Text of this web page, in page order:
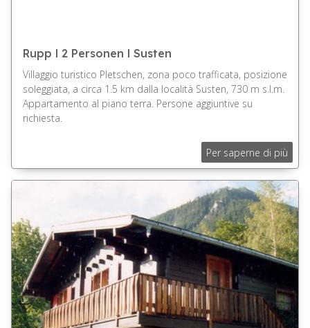
Rupp l 2 Personen l Susten
Villaggio turistico Pletschen, zona poco trafficata, posizione
soleggiata, a circa 1.5 km dalla località Susten, 730 m s.l.m.
Appartamento al piano terra. Persone aggiuntive su
richiesta.
Per saperne di più